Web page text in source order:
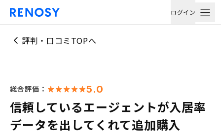
ログイン
評判・口コミTOPへ
総合評価： 5.0
信頼しているエージェントが入居率
データを出してくれて追加購入